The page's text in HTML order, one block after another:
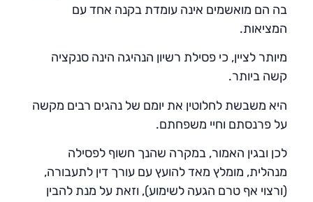
בה הם מואשמים אינה עומדת בקנה אחד עם
המציאות.
מיותר לציין, כי פסילת רשיון הנהיגה הינה סנקציה
קשה ביותר.
היא משבשת לחלוטין את יומם של נהגים רבים מקשה
על פרנסתם וחיי משפחתם.
לכן ובגין האמור, במקרה שהנך חשוף לפסילה
מנהלית, מומלץ מאד להועץ עם עורך דין לתעבורה,
(ורצוי אף טרם הגעה לשימוע), וזאת על מנת להבין